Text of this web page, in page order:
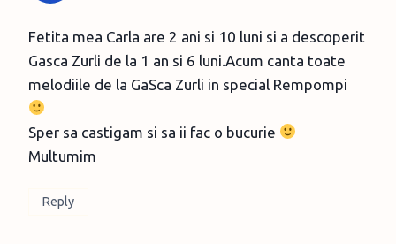
Fetita mea Carla are 2 ani si 10 luni si a descoperit
Gasca Zurli de la 1 an si 6 luni.Acum canta toate
melodiile de la GaSca Zurli in special Rempompi
Sper sa castigam si sa ii fac o bucurie
Multumim
Reply